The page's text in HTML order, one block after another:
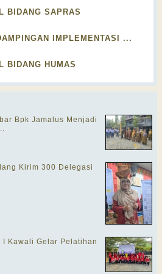
BIDANG SAPRAS
IMPLEMENTASI ...
BIDANG HUMAS
Bpk Jamalus Menjadi
Kirim 300 Delegasi
I Kawali Gelar Pelatihan